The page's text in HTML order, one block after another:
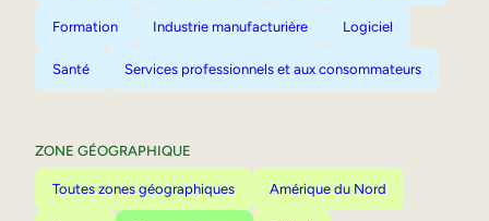
Formation Industrie manufacturière Logiciel
Santé Services professionnels et aux consommateurs
ZONE GÉOGRAPHIQUE
Toutes zones géographiques Amérique du Nord